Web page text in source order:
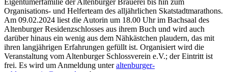
Eigentümerfamilie der Altenburger Brauerei bis hin zum
Organisations- und Helferteam des alljährlichen Skatstadtmarathons.
Am 09.02.2024 liest die Autorin um 18.00 Uhr im Bachsaal des
Altenburger Residenzschlosses aus ihrem Buch und wird auch
darüber hinaus ein wenig aus dem Nähkästchen plaudern, das mit
ihren langjährigen Erfahrungen gefüllt ist. Organisiert wird die
Veranstaltung vom Altenburger Schlossverein e.V.; der Eintritt ist
frei. Es wird um Anmeldung unteraltenburger-